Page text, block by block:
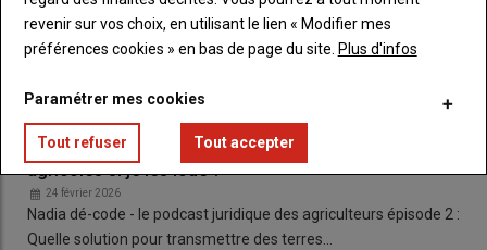
🎧 Podcast juridique - Épisode 2 : « Mes enfants et
petits-enfants pourront-ils récupérer mes terres
agricoles si je les loue ? »
24 février 2026
Nadia dé-code - le podcast juridique des agriculteurs épisode 2 :
Quelle solution pour transmettre des terres…
revenir sur vos choix, en utilisant le lien « Modifier mes
préférences cookies » en bas de page du site. Plus d'infos
Paramétrer mes cookies
Tout refuser Tout accepter